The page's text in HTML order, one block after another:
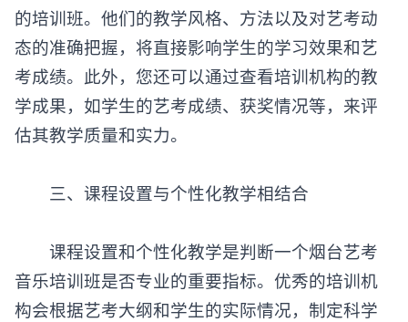
的培训班。他们的教学风格、方法以及对艺考动
态的准确把握，将直接影响学生的学习效果和艺
考成绩。此外，您还可以通过查看培训机构的教
学成果，如学生的艺考成绩、获奖情况等，来评
估其教学质量和实力。
‌三、课程设置与个性化教学相结合‌
课程设置和个性化教学是判断一个烟台艺考
音乐培训班是否专业的重要指标。优秀的培训机
构会根据艺考大纲和学生的实际情况，制定科学